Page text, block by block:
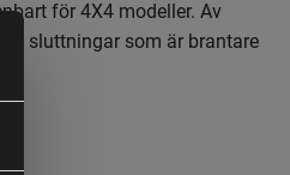
för 4X4 modeller. Av
i sluttningar som är brantare